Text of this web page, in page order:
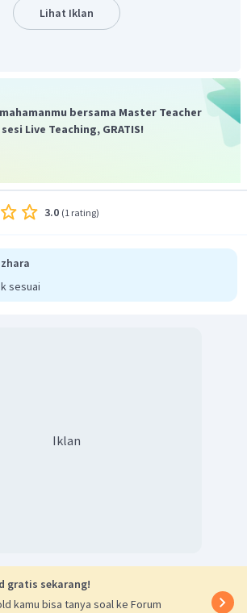
sebab akibat
yang tepat adalah pilihan B.
Lihat Iklan
bersama Master Teacher
Live Teaching, GRATIS!
3.0 (1 rating)
sesuai
Iklan
gratis sekarang!
kamu bisa tanya soal ke Forum